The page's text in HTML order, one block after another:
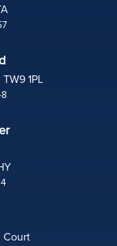
1PL
Court